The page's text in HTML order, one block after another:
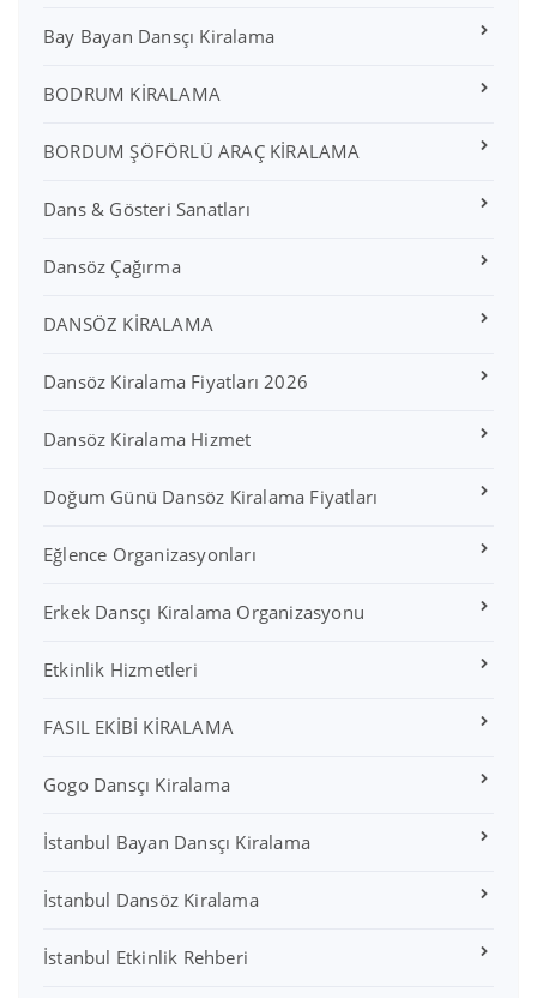
Bay Bayan Dansçı Kiralama
BODRUM KİRALAMA
BORDUM ŞÖFÖRLÜ ARAÇ KİRALAMA
Dans & Gösteri Sanatları
Dansöz Çağırma
DANSÖZ KİRALAMA
Dansöz Kiralama Fiyatları 2026
Dansöz Kiralama Hizmet
Doğum Günü Dansöz Kiralama Fiyatları
Eğlence Organizasyonları
Erkek Dansçı Kiralama Organizasyonu
Etkinlik Hizmetleri
FASIL EKİBİ KİRALAMA
Gogo Dansçı Kiralama
İstanbul Bayan Dansçı Kiralama
İstanbul Dansöz Kiralama
İstanbul Etkinlik Rehberi